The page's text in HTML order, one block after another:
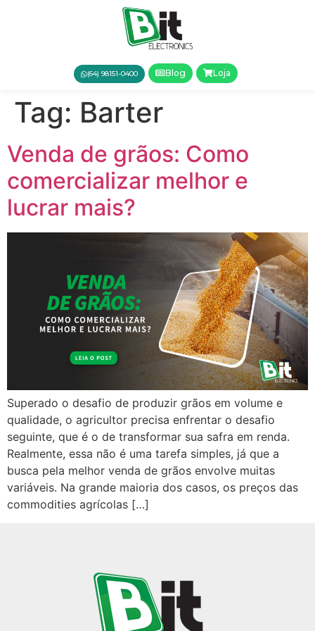
(64) 98151-0400 Blog Loja
Tag: Barter
Venda de grãos: Como
comercializar melhor e
lucrar mais?
Superado o desafio de produzir grãos em volume e
qualidade, o agricultor precisa enfrentar o desafio
seguinte, que é o de transformar sua safra em renda.
Realmente, essa não é uma tarefa simples, já que a
busca pela melhor venda de grãos envolve muitas
variáveis. Na grande maioria dos casos, os preços das
commodities agrícolas […]